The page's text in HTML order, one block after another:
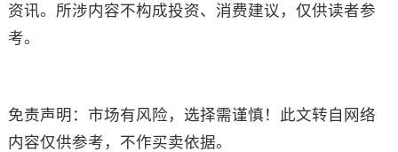
资讯。所涉内容不构成投资、消费建议，仅供读者参
考。
免责声明：市场有风险，选择需谨慎！此文转自网络
内容仅供参考，不作买卖依据。